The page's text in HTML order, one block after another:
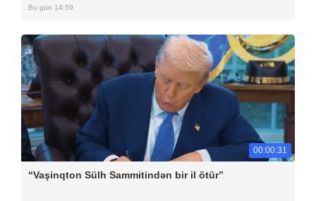
Bu gün 14:59
00:00:31
“Vaşinqton Sülh Sammitindən bir il ötür”